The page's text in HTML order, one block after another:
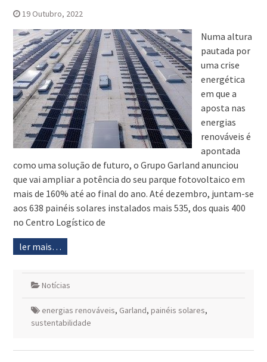
19 Outubro, 2022
Numa altura
pautada por
uma crise
energética
em que a
aposta nas
energias
renováveis é
apontada
como uma solução de futuro, o Grupo Garland anunciou
que vai ampliar a potência do seu parque fotovoltaico em
mais de 160% até ao final do ano. Até dezembro, juntam-se
aos 638 painéis solares instalados mais 535, dos quais 400
no Centro Logístico de
ler mais…
Notícias
energias renováveis, Garland, painéis solares,
sustentabilidade